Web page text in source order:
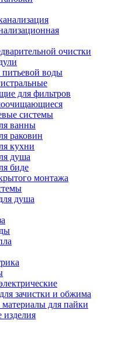
очистки
воды
для фильтров
системы
ванны
раковин
кухни
душа
биде
монтажа
душа
зачистки и обжима
для пайки
изделия